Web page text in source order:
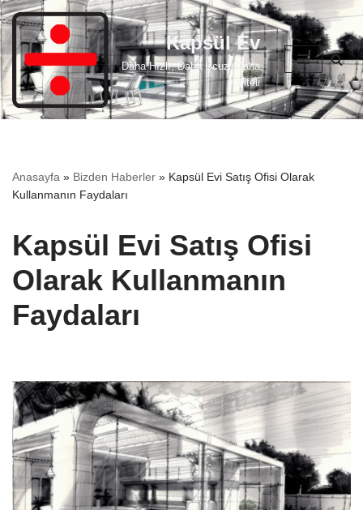
İçeriğe
geç
Kapsül Ev
Daha Hızlı, Daha Ucuz, Daha
Kaliteli
Anasayfa » Bizden Haberler » Kapsül Evi Satış Ofisi Olarak
Kullanmanın Faydaları
Kapsül Evi Satış Ofisi
Olarak Kullanmanın
Faydaları